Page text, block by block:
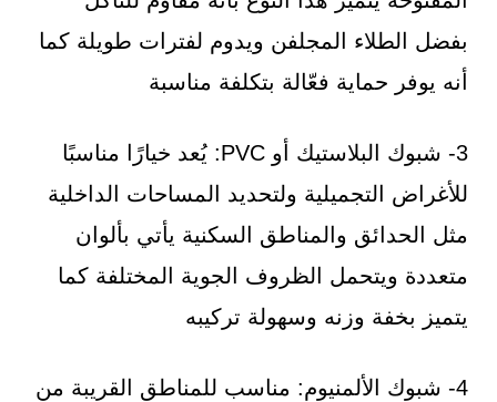
بفضل الطلاء المجلفن ويدوم لفترات طويلة كما
أنه يوفر حماية فعّالة بتكلفة مناسبة
3- شبوك البلاستيك أو PVC: يُعد خيارًا مناسبًا
للأغراض التجميلية ولتحديد المساحات الداخلية
مثل الحدائق والمناطق السكنية يأتي بألوان
متعددة ويتحمل الظروف الجوية المختلفة كما
يتميز بخفة وزنه وسهولة تركيبه
4- شبوك الألمنيوم: مناسب للمناطق القريبة من